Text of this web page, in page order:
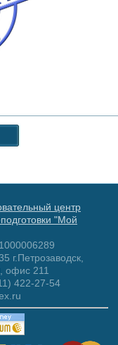
центр
"Мой
г.Петрозаводск,
офис 211
422-27-54